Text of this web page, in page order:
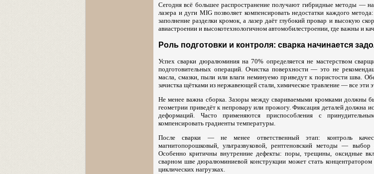
Сегодня всё большее распространение получают гибридные методы —
лазера и дуги MIG позволяет компенсировать недостатки каждого
заполнение разделки кромок, а лазер даёт глубокий провар и высокую
авиастроении и высокотехнологичном автомобилестроении, где важны и
Роль подготовки и контроля: сварка начинается
Успех сварки дюралюминия на 70% определяется не мастерством
подготовительных операций. Очистка поверхности — это не
масла, смазки, пыли или влаги неминуемо приведут к пористости шва.
зачистка щётками из нержавеющей стали, химическое травление — все
Не менее важна сборка. Зазоры между свариваемыми кромками должны
геометрии приведёт к непровару или прожогу. Фиксация деталей должна
деформаций. Часто применяются приспособления с
компенсировать градиенты температуры.
После сварки — не менее ответственный этап: контроль
магнитопорошковый, ультразвуковой, рентгеновский методы — выбор
Особенно критичны внутренние дефекты: поры, трещины, оксидные
сварном шве дюралюминиевой конструкции может стать
циклических нагрузках.